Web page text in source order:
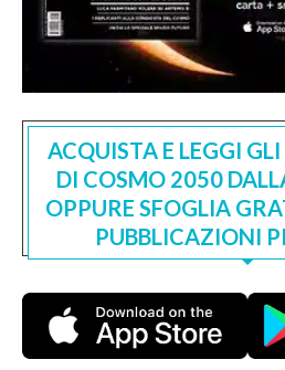
ACQUISTA E LEGGI
DI COSMO 2050
OPPURE SFOGLIA
PUBBLICAZIONI